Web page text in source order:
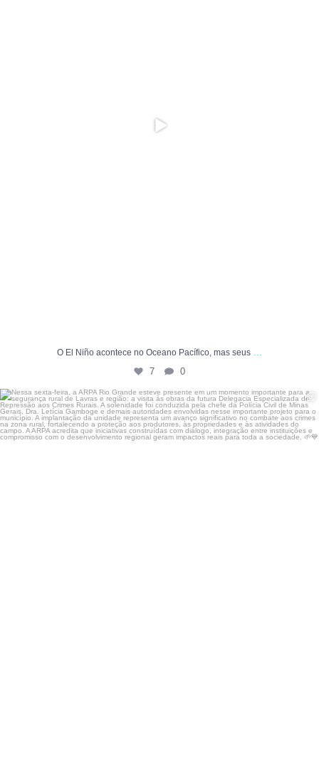
O El Niño acontece no Oceano Pacífico, mas seus ...
7 0
Nessa sexta-feira, a ARPA Rio Grande esteve...
54 0